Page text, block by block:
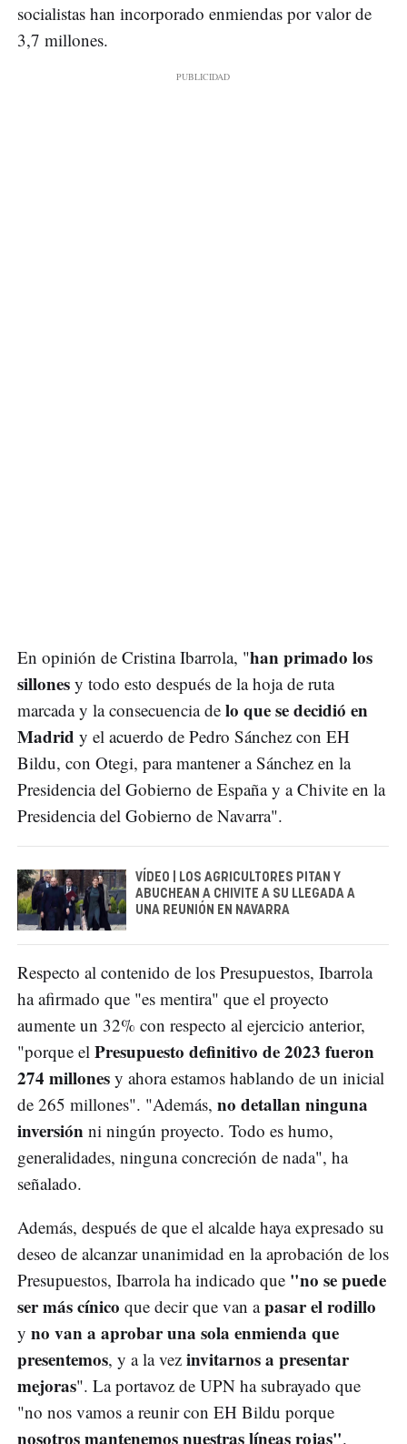
socialistas han incorporado enmiendas por valor de
3,7 millones.
En opinión de Cristina Ibarrola, "han primado los
sillones y todo esto después de la hoja de ruta
marcada y la consecuencia de lo que se decidió en
Madrid y el acuerdo de Pedro Sánchez con EH
Bildu, con Otegi, para mantener a Sánchez en la
Presidencia del Gobierno de España y a Chivite en la
Presidencia del Gobierno de Navarra".
VÍDEO | LOS AGRICULTORES PITAN Y
ABUCHEAN A CHIVITE A SU LLEGADA A
UNA REUNIÓN EN NAVARRA
Respecto al contenido de los Presupuestos, Ibarrola
ha afirmado que "es mentira" que el proyecto
aumente un 32% con respecto al ejercicio anterior,
"porque el Presupuesto definitivo de 2023 fueron
274 millones y ahora estamos hablando de un inicial
de 265 millones". "Además, no detallan ninguna
inversión ni ningún proyecto. Todo es humo,
generalidades, ninguna concreción de nada", ha
señalado.
Además, después de que el alcalde haya expresado su
deseo de alcanzar unanimidad en la aprobación de los
Presupuestos, Ibarrola ha indicado que "no se puede
ser más cínico que decir que van apasar el rodillo
y no van a aprobar una sola enmienda que
presentemos, y a la vez invitarnos a presentar
mejoras". La portavoz de UPN ha subrayado que
"no nos vamos a reunir con EH Bildu porque
nosotros mantenemos nuestras líneas rojas".